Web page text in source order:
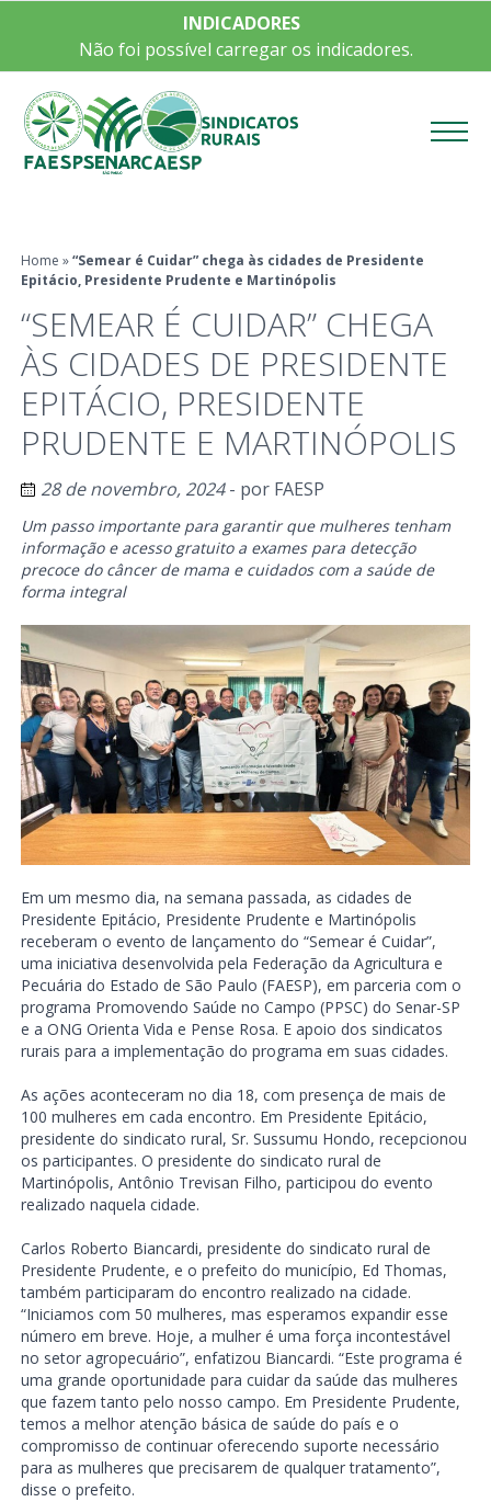
INDICADORES
Não foi possível carregar os indicadores.
Home »“Semear é Cuidar” chega às cidades de Presidente
Epitácio, Presidente Prudente e Martinópolis
“SEMEAR É CUIDAR” CHEGA
ÀS CIDADES DE PRESIDENTE
EPITÁCIO, PRESIDENTE
PRUDENTE E MARTINÓPOLIS
28 de novembro, 2024- por FAESP
Um passo importante para garantir que mulheres tenham
informação e acesso gratuito a exames para detecção
precoce do câncer de mama e cuidados com a saúde de
forma integral
Em um mesmo dia, na semana passada, as cidades de
Presidente Epitácio, Presidente Prudente e Martinópolis
receberam o evento de lançamento do “Semear é Cuidar”,
uma iniciativa desenvolvida pela Federação da Agricultura e
Pecuária do Estado de São Paulo (FAESP), em parceria com o
programa Promovendo Saúde no Campo (PPSC) do Senar-SP
e a ONG Orienta Vida e Pense Rosa. E apoio dos sindicatos
rurais para a implementação do programa em suas cidades.
As ações aconteceram no dia 18, com presença de mais de
100 mulheres em cada encontro. Em Presidente Epitácio,
presidente do sindicato rural, Sr. Sussumu Hondo, recepcionou
os participantes. O presidente do sindicato rural de
Martinópolis, Antônio Trevisan Filho, participou do evento
realizado naquela cidade.
Carlos Roberto Biancardi, presidente do sindicato rural de
Presidente Prudente, e o prefeito do município, Ed Thomas,
também participaram do encontro realizado na cidade.
“Iniciamos com 50 mulheres, mas esperamos expandir esse
número em breve. Hoje, a mulher é uma força incontestável
no setor agropecuário”, enfatizou Biancardi. “Este programa é
uma grande oportunidade para cuidar da saúde das mulheres
que fazem tanto pelo nosso campo. Em Presidente Prudente,
temos a melhor atenção básica de saúde do país e o
compromisso de continuar oferecendo suporte necessário
para as mulheres que precisarem de qualquer tratamento”,
disse o prefeito.